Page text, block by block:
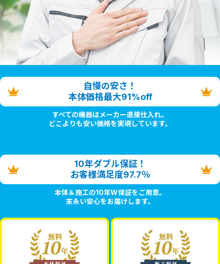
自慢の安さ！
本体価格最大91%off
すべての機器はメーカー直接仕入れ。
どこよりも安い価格を実現しています。
10年ダブル保証！
お客様満足度97.7％
本体＆施工の10年W保証をご用意。
末永い安心をお届けします。